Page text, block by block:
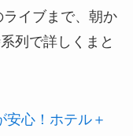
イブまで、朝か
列で詳しくまと
安心！ホテル＋